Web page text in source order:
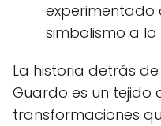
experimentado
simbolismo a
La historia detrás
Guardo es un tejido
transformaciones